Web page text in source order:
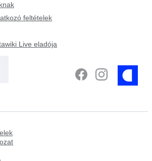
feltételek
Live eladója